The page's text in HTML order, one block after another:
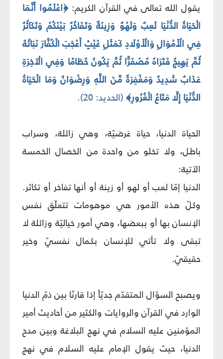
يقول الله تعالى في القرآن الكريم:﴿اعْلَمُوا أَنَّمَا
الْحَيَاةُ الدُّنْيَا لَعِبٌ وَلَهْوٌ وَزِينَةٌ وَتَفَاخُرٌ بَيْنَكُمْ وَتَكَاثُرٌ
فِي الْأَمْوَالِ وَالْأَوْلَادِ كَمَثَلِ غَيْثٍ أَعْجَبَ الْكُفَّارَ نَبَاتُهُ
ثُمَّ يَهِيجُ فَتَرَاهُ مُصْفَرًّا ثُمَّ يَكُونُ حُطَامًا وَفِي الْآخِرَةِ
عَذَابٌ شَدِيدٌ وَمَغْفِرَةٌ مِّنَ اللَّهِ وَرِضْوَانٌ وَمَا الْحَيَاةُ
الدُّنْيَا إِلَّا مَتَاعُ الْغُرُورِ﴾ (الحديد: 20).
الحياة الدنيا، حياة عَرضيّة، وهي زائلة، وسراب
باطل، ولا تخلو من واحدة من الخصال الخمسة
الآتية:
الدنيا إمّا لعب أو لهو أو زينة أو أنها تفاخر أو تكاثر.
وكلّ هذه الأمور هي موهومات تتعلّق نفس
الإنسان بها أو ببعضها، وهي أمور خياليّة وزائلة لا
تبقى ولا تأتي للإنسان بكمال نفسيّ وخير
حقيقيّ.
ويصبح السؤال المتقدّم جديّاً إذا قارنّا بين ذمّ الدنيا
الوارد في القرآن والروايات والكثير من أحاديث أمير
المؤمنين عليه السلام في نهج البلاغة وبين مدح
الدنيا، حيث يقول الإمام عليه السلام في نهج